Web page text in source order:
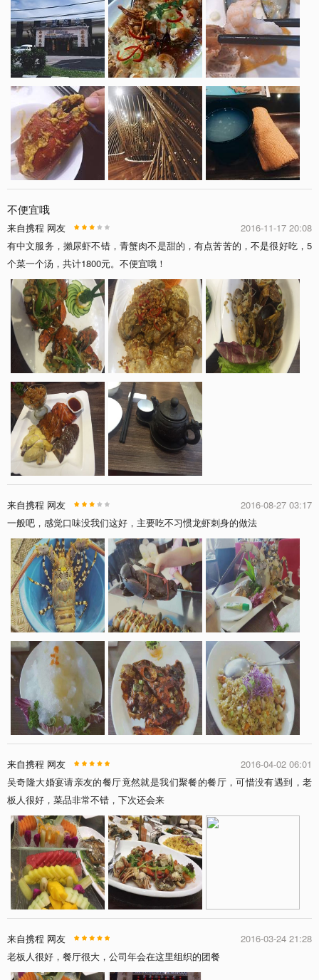
不便宜哦
2016-11-17 20:08
来自携程 网友
有中文服务，攋尿虾不错，青蟹肉不是甜的，有点苦苦的，不是很好吃，5
个菜一个汤，共计1800元。不便宜哦！
2016-08-27 03:17
来自携程 网友
一般吧，感觉口味没我们这好，主要吃不习惯龙虾刺身的做法
2016-04-02 06:01
来自携程 网友
吴奇隆大婚宴请亲友的餐厅竟然就是我们聚餐的餐厅，可惜没有遇到，老
板人很好，菜品非常不错，下次还会来
2016-03-24 21:28
来自携程 网友
老板人很好，餐厅很大，公司年会在这里组织的团餐